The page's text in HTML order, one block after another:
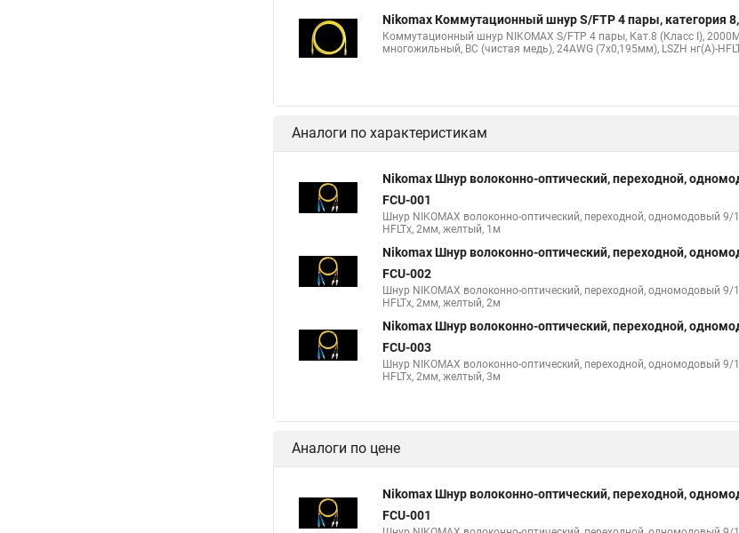
Nikomax Коммутационный шнур S/FTP 4 пары, категория
Коммутационный шнур NIKOMAX S/FTP 4 пары, Кат.8 (Класс I),
многожильный, BC (чистая медь), 24AWG (7х0,195мм), LSZH нг(А)-
Аналоги по характеристикам
Nikomax Шнур волоконно-оптический, переходной,
FCU-001
Шнур NIKOMAX волоконно-оптический, переходной, одномодовый 9/
HFLTx, 2мм, желтый, 1м
Nikomax Шнур волоконно-оптический, переходной,
FCU-002
Шнур NIKOMAX волоконно-оптический, переходной, одномодовый 9/
HFLTx, 2мм, желтый, 2м
Nikomax Шнур волоконно-оптический, переходной,
FCU-003
Шнур NIKOMAX волоконно-оптический, переходной, одномодовый 9/
HFLTx, 2мм, желтый, 3м
Аналоги по цене
Nikomax Шнур волоконно-оптический, переходной,
FCU-001